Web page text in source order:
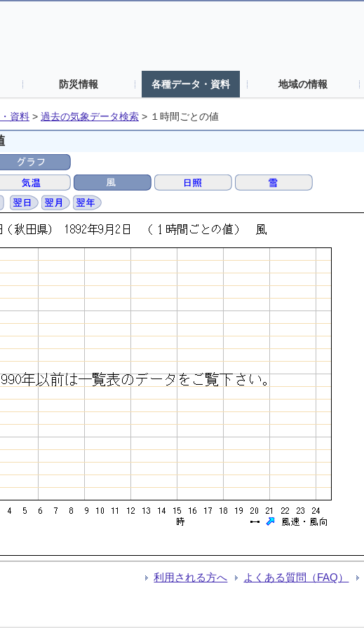
防災情報 各種データ・資料 地域の情報
資料 > 過去の気象データ検索 > １時間ごとの値
利用される方へ よくある質問（FAQ）